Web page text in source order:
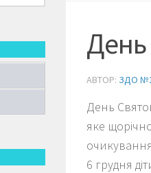
АВТОР: ЗДО
День
яке
6 грудня